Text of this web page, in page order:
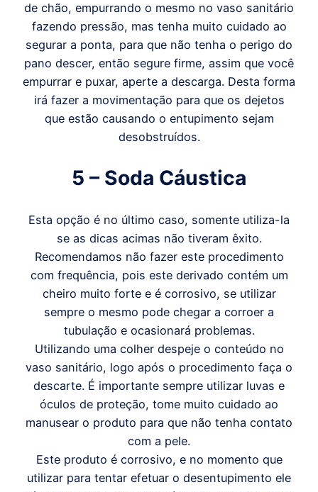
de chão, empurrando o mesmo no vaso sanitário
fazendo pressão, mas tenha muito cuidado ao
segurar a ponta, para que não tenha o perigo do
pano descer, então segure firme, assim que você
empurrar e puxar, aperte a descarga. Desta forma
irá fazer a movimentação para que os dejetos
que estão causando o entupimento sejam
desobstruídos.
5 – Soda Cáustica
Esta opção é no último caso, somente utiliza-la
se as dicas acimas não tiveram êxito.
Recomendamos não fazer este procedimento
com frequência, pois este derivado contém um
cheiro muito forte e é corrosivo, se utilizar
sempre o mesmo pode chegar a corroer a
tubulação e ocasionará problemas.
Utilizando uma colher despeje o conteúdo no
vaso sanitário, logo após o procedimento faça o
descarte. É importante sempre utilizar luvas e
óculos de proteção, tome muito cuidado ao
manusear o produto para que não tenha contato
com a pele.
Este produto é corrosivo, e no momento que
utilizar para tentar efetuar o desentupimento ele